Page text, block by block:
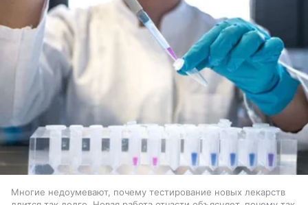
Многие недоумевают, почему тестирование новых лекарств